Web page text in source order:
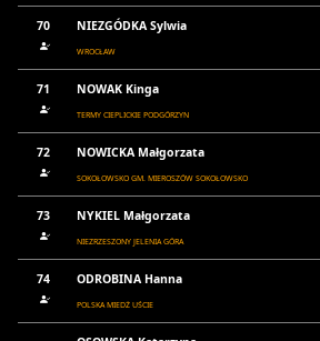
70 NIEZGÓDKA Sylwia
WROCŁAW
71 NOWAK Kinga
TERMY CIEPLICKIE PODGÓRZYN
72 NOWICKA Małgorzata
SOKOŁOWSKO GM. MIEROSZÓW SOKOŁOWSKO
73 NYKIEL Małgorzata
NIEZRZESZONY JELENIA GÓRA
74 ODROBINA Hanna
POLSKA MIEDŻ UŚCIE